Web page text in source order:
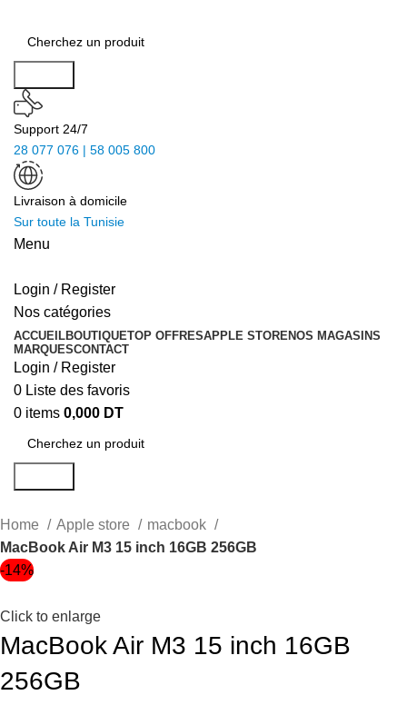
Support 24/7
28 077 076 | 58 005 800
Livraison à domicile
Sur toute la Tunisie
Menu
Login / Register
Nos catégories
ACCUEILBOUTIQUETOP OFFRESAPPLE STORENOS MAGASINS
MARQUESCONTACT
Login / Register
0 Liste des favoris
0 items 0,000 DT
Home Apple store
macbook
MacBook Air M3 15 inch 16GB 256GB
-14%
Click to enlarge
MacBook Air M3 15 inch 16GB
256GB